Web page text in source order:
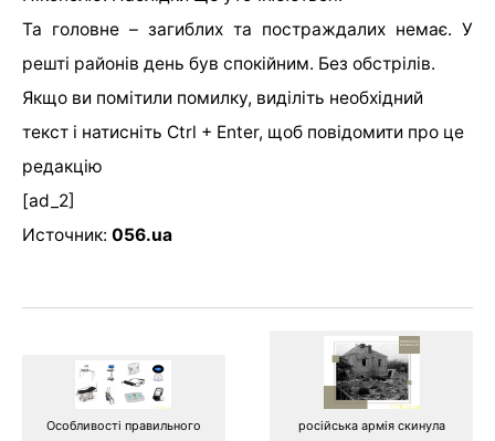
Та головне – загиблих та постраждалих немає. У
решті районів день був спокійним. Без обстрілів.
Якщо ви помітили помилку, виділіть необхідний
текст і натисніть Ctrl + Enter, щоб повідомити про це
редакцію
[ad_2]
Источник: 056.ua
Особливості правильного
російська армія скинула